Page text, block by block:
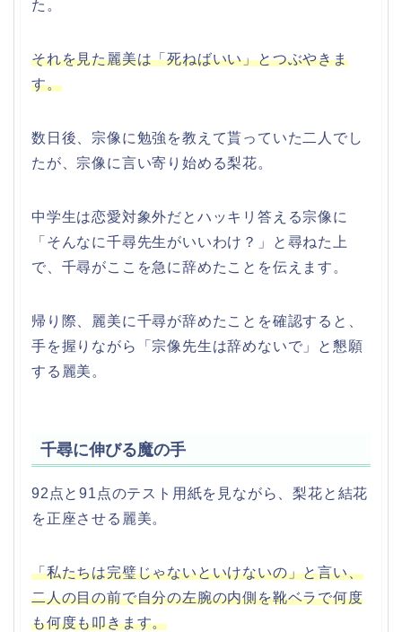
た。
それを見た麗美は「死ねばいい」とつぶやきま
す。
数日後、宗像に勉強を教えて貰っていた二人でし
たが、宗像に言い寄り始める梨花。
中学生は恋愛対象外だとハッキリ答える宗像に
「そんなに千尋先生がいいわけ？」と尋ねた上
で、千尋がここを急に辞めたことを伝えます。
帰り際、麗美に千尋が辞めたことを確認すると、
手を握りながら「宗像先生は辞めないで」と懇願
する麗美。
千尋に伸びる魔の手
92点と91点のテスト用紙を見ながら、梨花と結花
を正座させる麗美。
「私たちは完璧じゃないといけないの」と言い、
二人の目の前で自分の左腕の内側を靴ベラで何度
も何度も叩きます。